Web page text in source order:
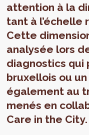
attention à la
tant à l’échelle
Cette
analysée lors
diagnostics
bruxellois ou
également au
menés en
Care in the City.